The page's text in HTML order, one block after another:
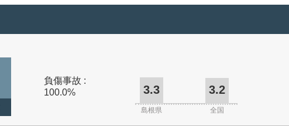
負傷事故 :
100.0%
3.3 3.2
島根県 全国